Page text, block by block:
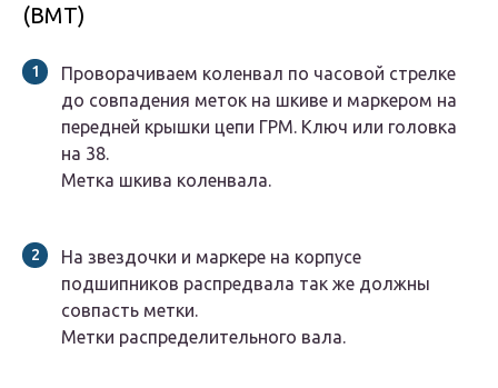
(ВМТ)
Проворачиваем коленвал по часовой стрелке
до совпадения меток на шкиве и маркером на
передней крышки цепи ГРМ. Ключ или головка
на 38.
Метка шкива коленвала.
На звездочки и маркере на корпусе
подшипников распредвала так же должны
совпасть метки.
Метки распределительного вала.